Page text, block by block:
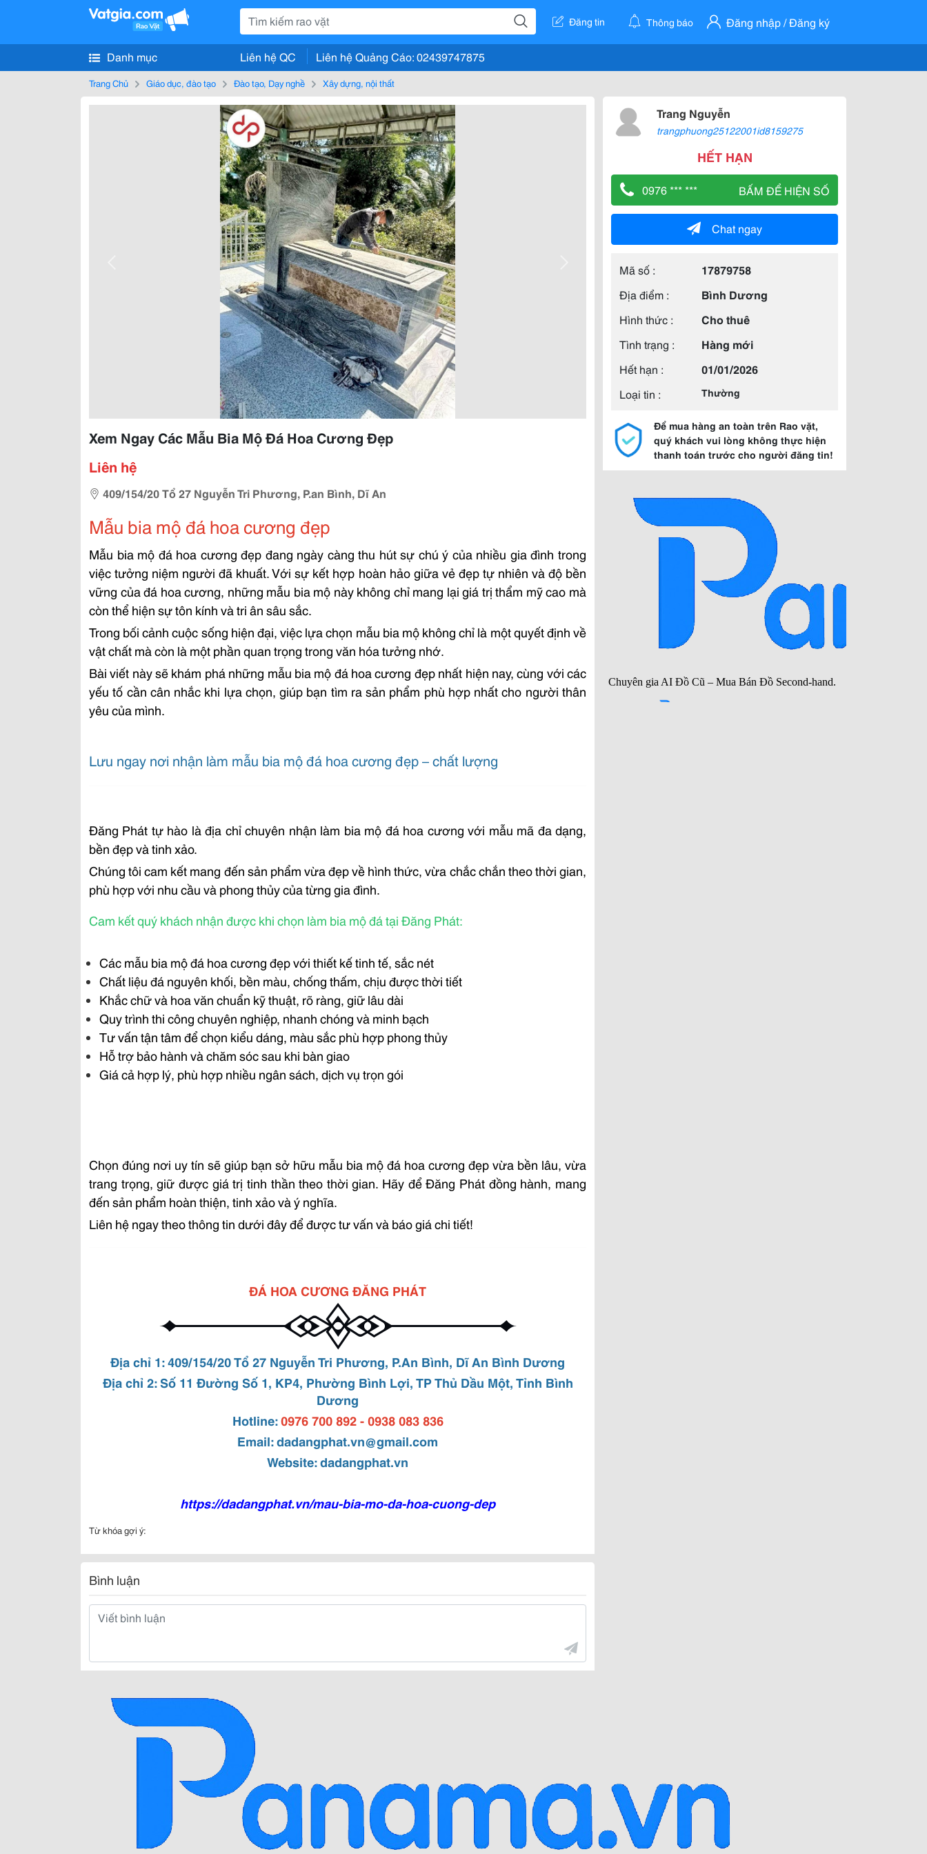
Đăng tin Thông báo Đăng nhập / Đăng ký
Danh mục Liên hệ QC Liên hệ Quảng Cáo: 02439747875
Trang Chủ Giáo dục, đào tạo Đào tạo, Dạy nghề Xây dựng, nội thất
Xem Ngay Các Mẫu Bia Mộ Đá Hoa Cương Đẹp
Liên hệ
409/154/20 Tổ 27 Nguyễn Tri Phương, P.an Bình, Dĩ An
Mẫu bia mộ đá hoa cương đẹp
Mẫu bia mộ đá hoa cương đẹp đang ngày càng thu hút sự chú ý của nhiều gia đình trong
việc tưởng niệm người đã khuất. Với sự kết hợp hoàn hảo giữa vẻ đẹp tự nhiên và độ bền
vững của đá hoa cương, những mẫu bia mộ này không chỉ mang lại giá trị thẩm mỹ cao mà
còn thể hiện sự tôn kính và tri ân sâu sắc.
Trong bối cảnh cuộc sống hiện đại, việc lựa chọn mẫu bia mộ không chỉ là một quyết định về
vật chất mà còn là một phần quan trọng trong văn hóa tưởng nhớ.
Bài viết này sẽ khám phá những mẫu bia mộ đá hoa cương đẹp nhất hiện nay, cùng với các
yếu tố cần cân nhắc khi lựa chọn, giúp bạn tìm ra sản phẩm phù hợp nhất cho người thân
yêu của mình.
Lưu ngay nơi nhận làm mẫu bia mộ đá hoa cương đẹp – chất lượng
Đăng Phát tự hào là địa chỉ chuyên nhận làm bia mộ đá hoa cương với mẫu mã đa dạng,
bền đẹp và tinh xảo.
Chúng tôi cam kết mang đến sản phẩm vừa đẹp về hình thức, vừa chắc chắn theo thời gian,
phù hợp với nhu cầu và phong thủy của từng gia đình.
Cam kết quý khách nhận được khi chọn làm bia mộ đá tại Đăng Phát:
Các mẫu bia mộ đá hoa cương đẹp với thiết kế tinh tế, sắc nét
Chất liệu đá nguyên khối, bền màu, chống thấm, chịu được thời tiết
Khắc chữ và hoa văn chuẩn kỹ thuật, rõ ràng, giữ lâu dài
Quy trình thi công chuyên nghiệp, nhanh chóng và minh bạch
Tư vấn tận tâm để chọn kiểu dáng, màu sắc phù hợp phong thủy
Hỗ trợ bảo hành và chăm sóc sau khi bàn giao
Giá cả hợp lý, phù hợp nhiều ngân sách, dịch vụ trọn gói
Chọn đúng nơi uy tín sẽ giúp bạn sở hữu mẫu bia mộ đá hoa cương đẹp vừa bền lâu, vừa
trang trọng, giữ được giá trị tinh thần theo thời gian. Hãy để Đăng Phát đồng hành, mang
đến sản phẩm hoàn thiện, tinh xảo và ý nghĩa.
Liên hệ ngay theo thông tin dưới đây để được tư vấn và báo giá chi tiết!
ĐÁ HOA CƯƠNG ĐĂNG PHÁT
Địa chỉ 1: 409/154/20 Tổ 27 Nguyễn Tri Phương, P.An Bình, Dĩ An Bình Dương
Địa chỉ 2: Số 11 Đường Số 1, KP4, Phường Bình Lợi, TP Thủ Dầu Một, Tỉnh Bình
Dương
Hotline:0976 700 892 - 0938 083 836
Email:dadangphat.vn@gmail.com
Website:dadangphat.vn
https://dadangphat.vn/mau-bia-mo-da-hoa-cuong-dep
Từ khóa gợi ý:
Bình luận
Trang Nguyễn
trangphuong25122001id8159275
HẾT HẠN
0976 *** *** BẤM ĐỂ HIỆN SỐ
Chat ngay
Mã số :
17879758
Địa điểm :
Bình Dương
Hình thức :
Cho thuê
Tình trạng :
Hàng mới
Hết hạn :
01/01/2026
Loại tin :
Thường
Để mua hàng an toàn trên Rao vặt,
quý khách vui lòng không thực hiện
thanh toán trước cho người đăng tin!